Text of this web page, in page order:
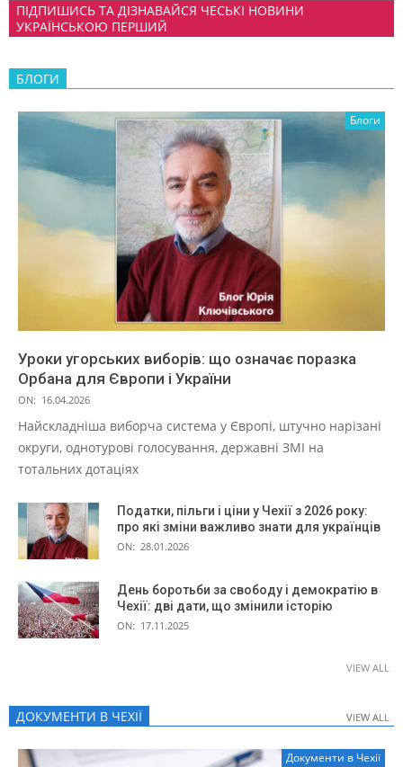
ПІДПИШИСЬ ТА ДІЗНАВАЙСЯ ЧЕСЬКІ НОВИНИ
УКРАЇНСЬКОЮ ПЕРШИЙ
БЛОГИ
Блоги
Уроки угорських виборів: що означає поразка
Орбана для Європи і України
ON: 16.04.2026
Найскладніша виборча система у Європі, штучно нарізані
округи, однотурові голосування, державні ЗМІ на
тотальних дотаціях
Податки, пільги і ціни у Чехії з 2026 року:
про які зміни важливо знати для українців
ON: 28.01.2026
День боротьби за свободу і демократію в
Чехії: дві дати, що змінили історію
ON: 17.11.2025
VIEW ALL
ДОКУМЕНТИ В ЧЕХІЇ VIEW ALL
Документи в Чехії
VIEW ALL